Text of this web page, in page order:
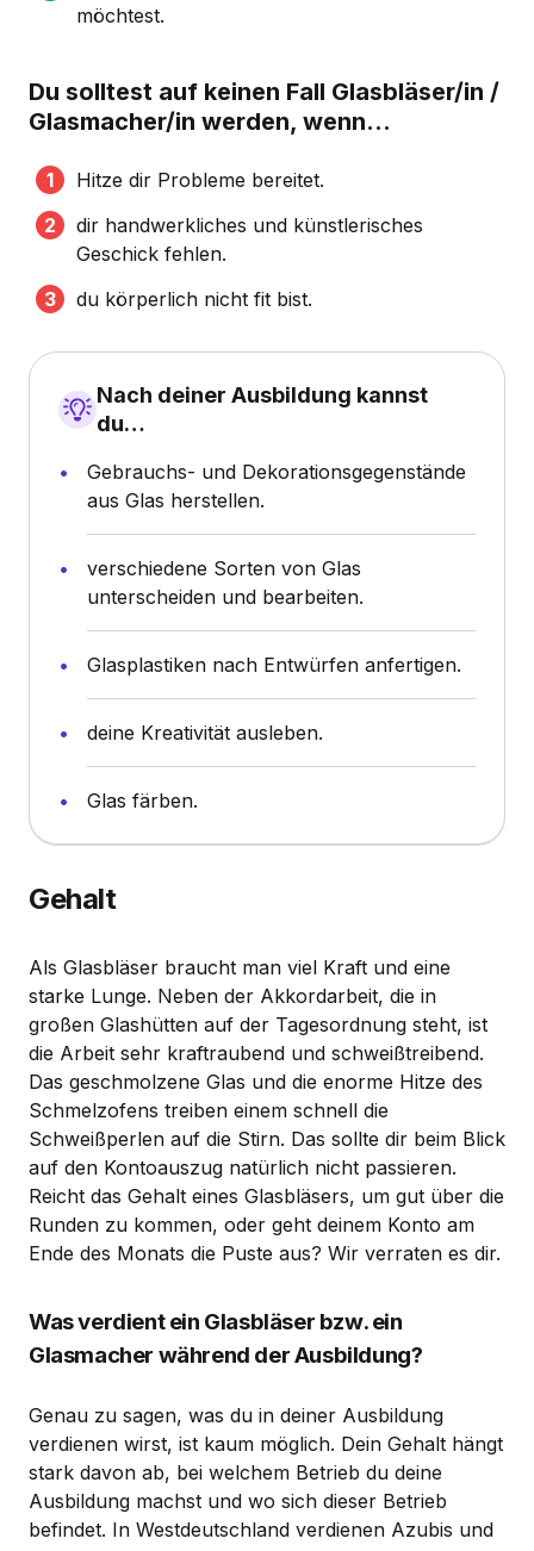
möchtest.
Du solltest auf keinen Fall Glasbläser/in /
Glasmacher/in werden, wenn...
Hitze dir Probleme bereitet.
dir handwerkliches und künstlerisches
Geschick fehlen.
du körperlich nicht fit bist.
Nach deiner Ausbildung kannst
du…
Gebrauchs- und Dekorationsgegenstände
aus Glas herstellen.
verschiedene Sorten von Glas
unterscheiden und bearbeiten.
Glasplastiken nach Entwürfen anfertigen.
deine Kreativität ausleben.
Glas färben.
Gehalt
Als Glasbläser braucht man viel Kraft und eine
starke Lunge. Neben der Akkordarbeit, die in
großen Glashütten auf der Tagesordnung steht, ist
die Arbeit sehr kraftraubend und schweißtreibend.
Das geschmolzene Glas und die enorme Hitze des
Schmelzofens treiben einem schnell die
Schweißperlen auf die Stirn. Das sollte dir beim Blick
auf den Kontoauszug natürlich nicht passieren.
Reicht das Gehalt eines Glasbläsers, um gut über die
Runden zu kommen, oder geht deinem Konto am
Ende des Monats die Puste aus? Wir verraten es dir.
Was verdient ein Glasbläser bzw. ein
Glasmacher während der Ausbildung?
Genau zu sagen, was du in deiner Ausbildung
verdienen wirst, ist kaum möglich. Dein Gehalt hängt
stark davon ab, bei welchem Betrieb du deine
Ausbildung machst und wo sich dieser Betrieb
befindet. In Westdeutschland verdienen Azubis und